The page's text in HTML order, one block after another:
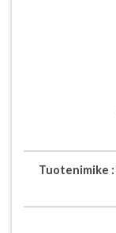
Tuotenimike :